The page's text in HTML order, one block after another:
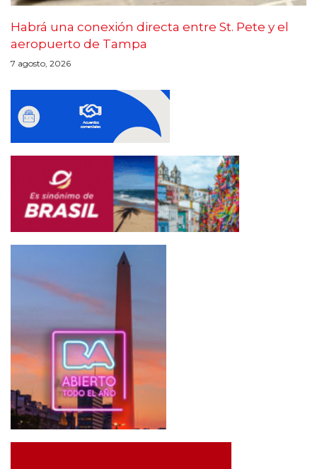
Habrá una conexión directa entre St. Pete y el
aeropuerto de Tampa
7 agosto, 2026